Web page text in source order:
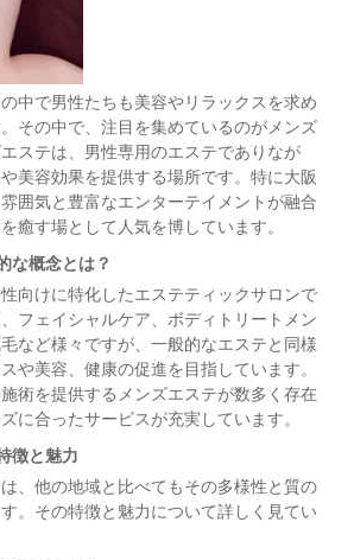
中で男性たちも美容やリラックスを求め
その中で、注目を集めているのがメンズ
ステは、男性専用のエステでありなが
美容効果を提供する場所です。特に大阪
囲気と豊富なエンターテイメントが融合
癒す場として人気を博しています。
な概念とは？
向けに特化したエステティックサロンで
フェイシャルケア、ボディトリートメン
など様々ですが、一般的なエステと同様
や美容、健康の促進を目指しています。
術を提供するメンズエステが数多く存在
に合ったサービスが充実しています。
徴と魅力
、他の地域と比べてもその多様性と質の
。その特徴と魅力について詳しく見てい